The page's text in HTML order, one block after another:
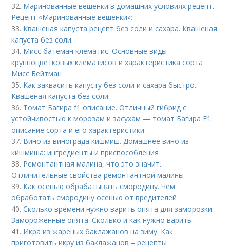
32. Маринованные вешенки в домашних условиях рецепт.
Рецепт «Маринованные вешенки»:
33. Квашеная капуста рецепт без соли и сахара. Квашеная
капуста без соли.
34. Мисс батеман клематис. Основные виды
крупноцветковых клематисов и характеристика сорта
Мисс Бейтман
35. Как заквасить капусту без соли и сахара быстро.
Квашеная капуста без соли.
36. Томат Багира f1 описание. Отличный гибрид с
устойчивостью к морозам и засухам — томат Багира F1:
описание сорта и его характеристики
37. Вино из винограда кишмиш. Домашнее вино из
кишмиша: ингредиенты и приспособления
38. Ремонтантная малина, что это значит.
Отличительные свойства ремонтантной малины
39. Как осенью обрабатывать смородину. Чем
обработать смородину осенью от вредителей
40.Сколько времени нужно варить опята для заморозки.
Замороженные опята. Сколько и как нужно варить
41. Икра из жареных баклажанов на зиму. Как
приготовить икру из баклажанов – рецепты